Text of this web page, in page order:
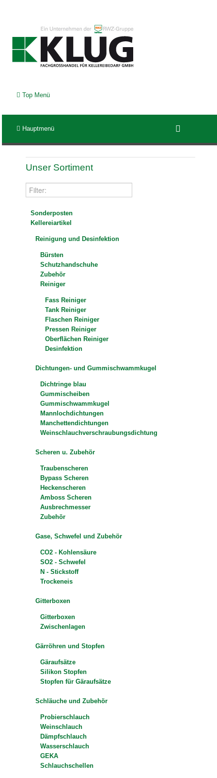
Top Menü
Hauptmenü
Unser Sortiment
Sonderposten
Kellereiartikel
Reinigung und Desinfektion
Bürsten
Schutzhandschuhe
Zubehör
Reiniger
Fass Reiniger
Tank Reiniger
Flaschen Reiniger
Pressen Reiniger
Oberflächen Reiniger
Desinfektion
Dichtungen- und Gummischwammkugel
Dichtringe blau
Gummischeiben
Gummischwammkugel
Mannlochdichtungen
Manchettendichtungen
Weinschlauchverschraubungsdichtung
Scheren u. Zubehör
Traubenscheren
Bypass Scheren
Heckenscheren
Amboss Scheren
Ausbrechmesser
Zubehör
Gase, Schwefel und Zubehör
CO2 - Kohlensäure
SO2 - Schwefel
N - Stickstoff
Trockeneis
Gitterboxen
Gitterboxen
Zwischenlagen
Gärröhren und Stopfen
Gäraufsätze
Silikon Stopfen
Stopfen für Gäraufsätze
Schläuche und Zubehör
Probierschlauch
Weinschlauch
Dämpfschlauch
Wasserschlauch
GEKA
Schlauchschellen